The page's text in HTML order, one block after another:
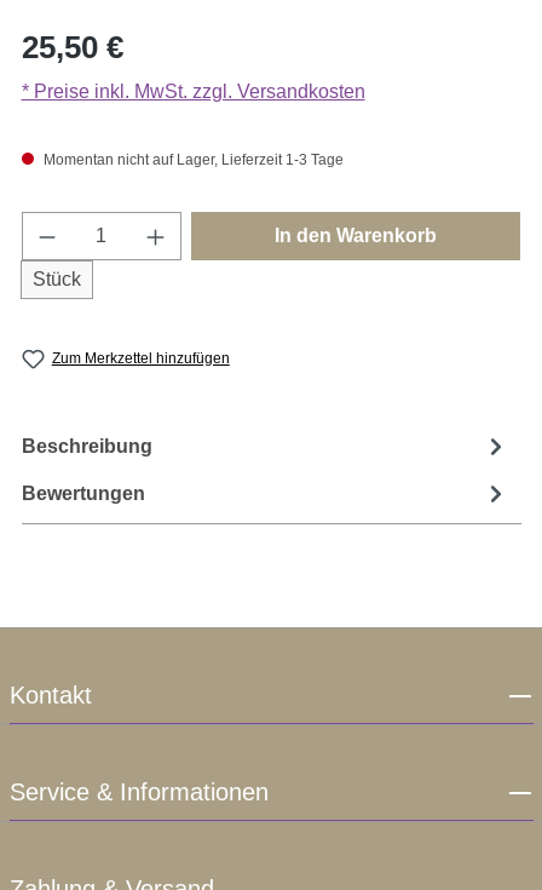
Regulärer Preis:
25,50 €
* Preise inkl. MwSt. zzgl. Versandkosten
Momentan nicht auf Lager, Lieferzeit 1-3 Tage
Produkt Anzahl: Gib den gewünschten
Stück
In den Warenkorb
Zum Merkzettel hinzufügen
Beschreibung
Bewertungen
Kontakt
Service & Informationen